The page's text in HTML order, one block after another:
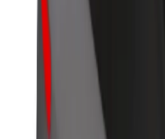
Karrier
A Boltról
Fenntarthatóság a Boltnál
Project Zero
Sajtószoba